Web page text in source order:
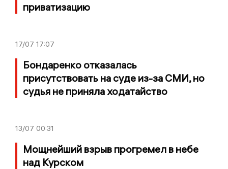
приватизацию
17/07 17:07
Бондаренко отказалась
присутствовать на суде из-за СМИ, но
судья не приняла ходатайство
13/07 00:31
Мощнейший взрыв прогремел в небе
над Курском